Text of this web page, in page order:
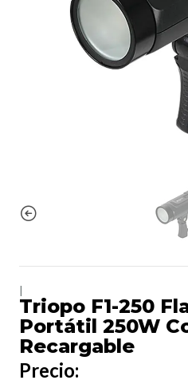
Triopo F1-250
Portátil 250W
Recargable
Precio: